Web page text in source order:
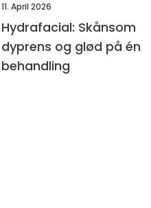
11. April 2026
Hydrafacial: Skånsom
dyprens og glød på én
behandling